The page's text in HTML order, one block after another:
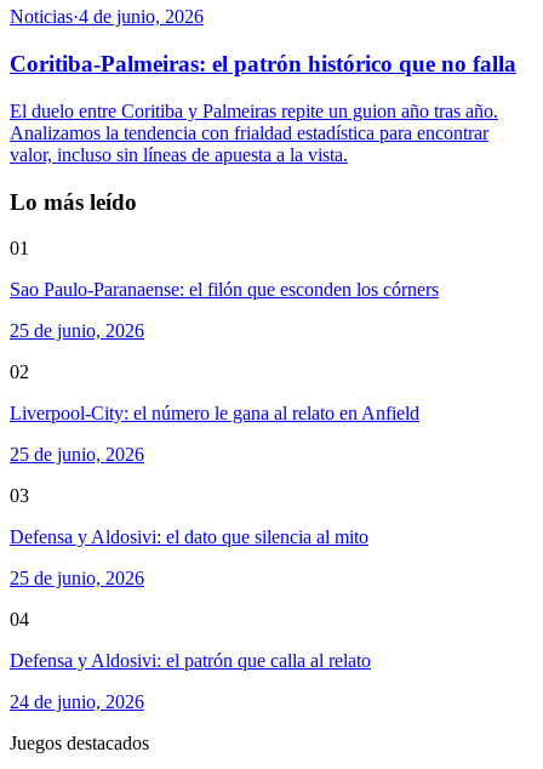
Noticias·4 de junio, 2026
Coritiba-Palmeiras: el patrón histórico que no falla
El duelo entre Coritiba y Palmeiras repite un guion año tras año.
Analizamos la tendencia con frialdad estadística para encontrar
valor, incluso sin líneas de apuesta a la vista.
Lo más leído
01
Sao Paulo-Paranaense: el filón que esconden los córners
25 de junio, 2026
02
Liverpool-City: el número le gana al relato en Anfield
25 de junio, 2026
03
Defensa y Aldosivi: el dato que silencia al mito
25 de junio, 2026
04
Defensa y Aldosivi: el patrón que calla al relato
24 de junio, 2026
Juegos destacados